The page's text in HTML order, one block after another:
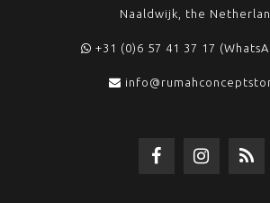
Naaldwijk, the
+31 (0)6 57 41 37 17